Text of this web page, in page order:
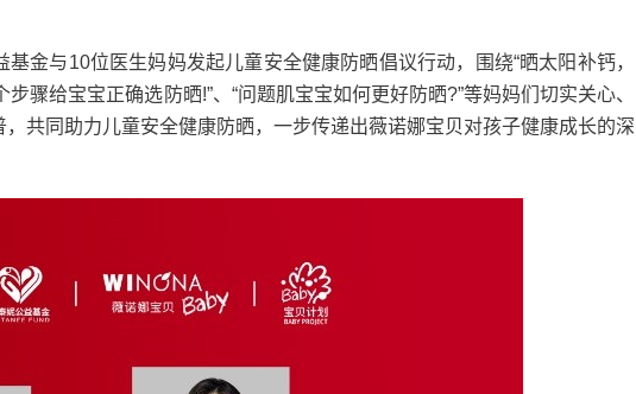
与10位医生妈妈发起儿童安全健康防晒倡议行动，围绕“晒太阳补钙，
骤给宝宝正确选防晒!”、“问题肌宝宝如何更好防晒?”等妈妈们切实关心、
共同助力儿童安全健康防晒，一步传递出薇诺娜宝贝对孩子健康成长的深